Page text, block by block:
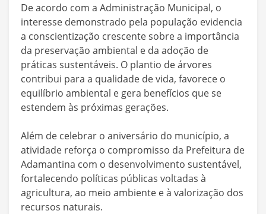
De acordo com a Administração Municipal, o
interesse demonstrado pela população evidencia
a conscientização crescente sobre a importância
da preservação ambiental e da adoção de
práticas sustentáveis. O plantio de árvores
contribui para a qualidade de vida, favorece o
equilíbrio ambiental e gera benefícios que se
estendem às próximas gerações.
Além de celebrar o aniversário do município, a
atividade reforça o compromisso da Prefeitura de
Adamantina com o desenvolvimento sustentável,
fortalecendo políticas públicas voltadas à
agricultura, ao meio ambiente e à valorização dos
recursos naturais.